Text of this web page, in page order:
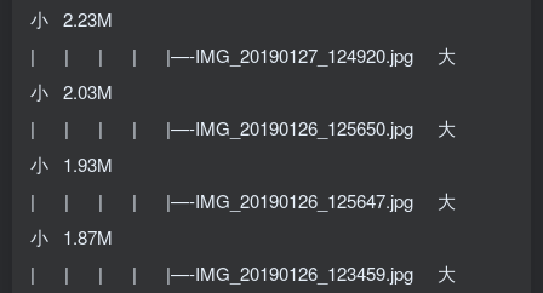
小 2.23M
| | | | |—-IMG_20190127_124920.jpg 大
小 2.03M
| | | | |—-IMG_20190126_125650.jpg 大
小 1.93M
| | | | |—-IMG_20190126_125647.jpg 大
小 1.87M
| | | | |—-IMG_20190126_123459.jpg 大